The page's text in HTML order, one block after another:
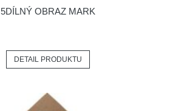
5DÍLNÝ OBRAZ MARK
DETAIL PRODUKTU